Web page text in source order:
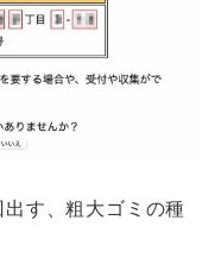
す、粗大ゴミの種